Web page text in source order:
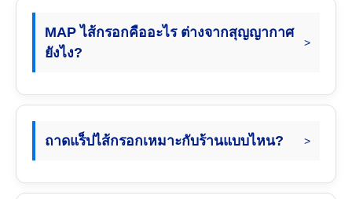
MAP ไส้กรอกคืออะไร ต่างจากสุญญากาศ
ยังไง?
ถาดแร็ปไส้กรอกเหมาะกับร้านแบบไหน?